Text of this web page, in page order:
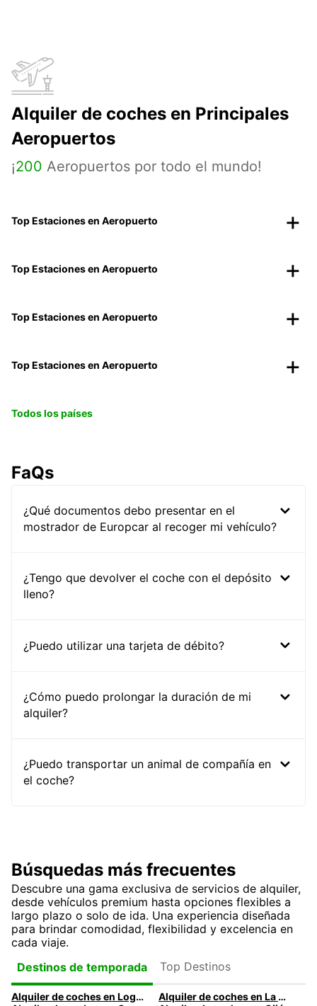
Alquiler de coches en Principales
Aeropuertos
¡200 Aeropuertos por todo el mundo!
Top Estaciones en Aeropuerto
Top Estaciones en Aeropuerto
Top Estaciones en Aeropuerto
Top Estaciones en Aeropuerto
Todos los países
FaQs
¿Qué documentos debo presentar en el
mostrador de Europcar al recoger mi vehículo?
¿Tengo que devolver el coche con el depósito
lleno?
¿Puedo utilizar una tarjeta de débito?
¿Cómo puedo prolongar la duración de mi
alquiler?
¿Puedo transportar un animal de compañía en
el coche?
Búsquedas más frecuentes
Descubre una gama exclusiva de servicios de alquiler,
desde vehículos premium hasta opciones flexibles a
largo plazo o solo de ida. Una experiencia diseñada
para brindar comodidad, flexibilidad y excelencia en
cada viaje.
Destinos de temporada
Top Destinos
Alquiler de coches en Logroño
Alquiler de coches en La Coruña